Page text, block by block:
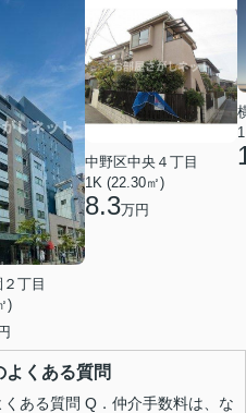
丁目
)
中野区中央４丁目
1K (22.30㎡)
8.3万円
よくある質問
ある質問 Q．仲介手数料は、な